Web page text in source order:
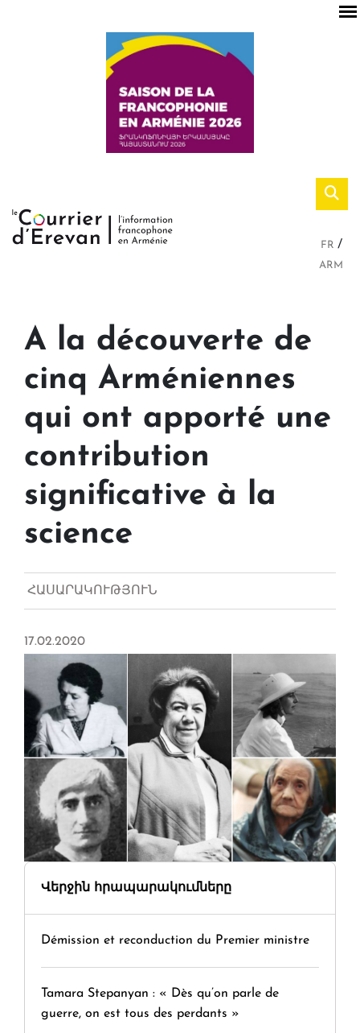
FR
ARM
A la découverte de
cinq Arméniennes
qui ont apporté une
contribution
significative à la
science
ՀԱՍԱՐԱԿՈՒԹՅՈՒՆ
17.02.2020
Վերջին հրապարակումները
Démission et reconduction du Premier ministre
Tamara Stepanyan : « Dès qu’on parle de
guerre, on est tous des perdants »